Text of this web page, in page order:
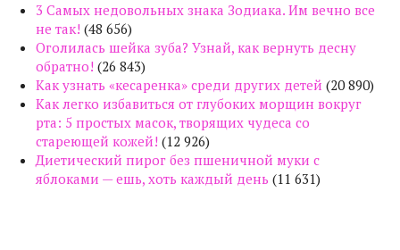
3 Самых недовольных знака Зодиака. Им вечно все
не так! (48 656)
Оголилась шейка зуба? Узнай, как вернуть десну
обратно! (26 843)
Как узнать «кесаренка» среди других детей (20 890)
Как легко избавиться от глубоких морщин вокруг
рта: 5 простых масок, творящих чудеса со
стареющей кожей! (12 926)
Диетический пирог без пшеничной муки с
яблоками — ешь, хоть каждый день (11 631)